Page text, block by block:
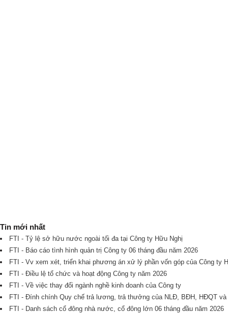
Tin mới nhất
FTI - Tỷ lệ sở hữu nước ngoài tối đa tại Công ty Hữu Nghị
FTI - Báo cáo tình hình quản trị Công ty 06 tháng đầu năm 2026
FTI - Vv xem xét, triển khai phương án xử lý phần vốn góp của Công ty
FTI - Điều lệ tổ chức và hoạt động Công ty năm 2026
FTI - Về việc thay đổi ngành nghề kinh doanh của Công ty
FTI - Đính chính Quy chế trả lương, trả thưởng của NLĐ, BĐH, HĐQT
FTI - Danh sách cổ đông nhà nước, cổ đông lớn 06 tháng đầu năm 2026